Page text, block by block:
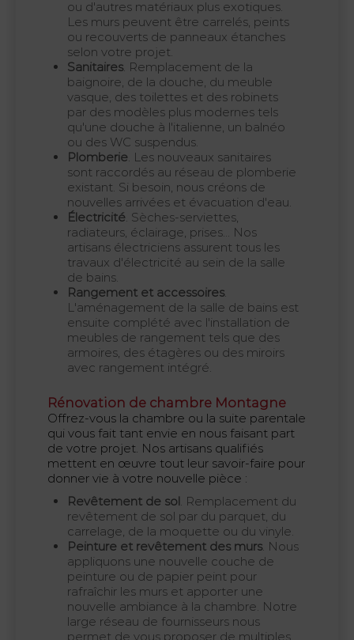
ou d'autres matériaux plus exotiques.
Les murs peuvent être carrelés, peints
ou recouverts de panneaux étanches
selon votre projet.
Sanitaires. Remplacement de la
baignoire, de la douche, du meuble
vasque, des toilettes et des robinets
par des modèles plus modernes tels
qu'une douche à l'italienne, un balnéo
ou des WC suspendus.
Plomberie. Les nouveaux sanitaires
sont raccordés au réseau de plomberie
existant. Si besoin, nous créons de
nouvelles arrivées et évacuation d'eau.
Électricité. Sèches-serviettes,
radiateurs, éclairage, prises... Nos
artisans électriciens assurent tous les
travaux d'électricité au sein de la salle
de bains.
Rangement et accessoires.
L'aménagement de la salle de bains est
ensuite complété avec l'installation de
meubles de rangement tels que des
armoires, des étagères ou des miroirs
avec rangement intégré.
Rénovation de chambre Montagne
Offrez-vous la chambre ou la suite parentale
qui vous fait tant envie en nous faisant part
de votre projet. Nos artisans qualifiés
mettent en œuvre tout leur savoir-faire pour
donner vie à votre nouvelle pièce :
Revêtement de sol. Remplacement du
revêtement de sol par du parquet, du
carrelage, de la moquette ou du vinyle.
Peinture et revêtement des murs. Nous
appliquons une nouvelle couche de
peinture ou de papier peint pour
rafraîchir les murs et apporter une
nouvelle ambiance à la chambre. Notre
large réseau de fournisseurs nous
permet de vous proposer de multiples